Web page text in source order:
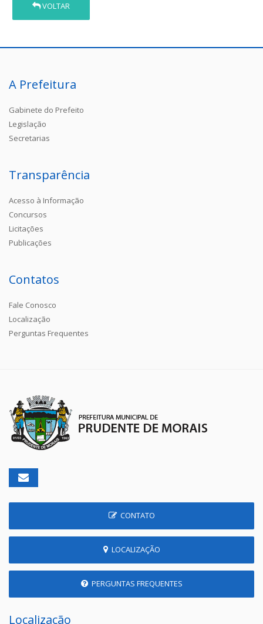
VOLTAR
A Prefeitura
Gabinete do Prefeito
Legislação
Secretarias
Transparência
Acesso à Informação
Concursos
Licitações
Publicações
Contatos
Fale Conosco
Localização
Perguntas Frequentes
CONTATO
LOCALIZAÇÃO
PERGUNTAS FREQUENTES
Localização